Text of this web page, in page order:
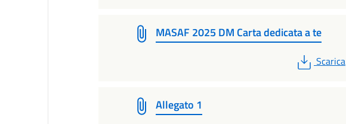
MASAF 2025 DM Carta dedicata a te
PDF
Scarica
Allegato 1